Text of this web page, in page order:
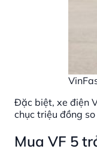
Đặc biệt, xe điện
chục triệu đồng
Mua VF 5